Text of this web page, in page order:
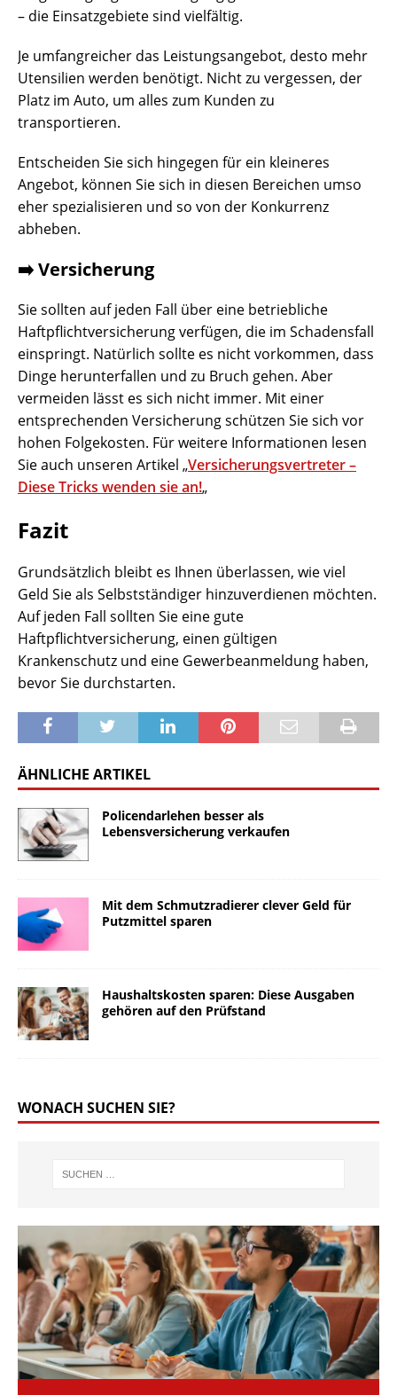
– die Einsatzgebiete sind vielfältig.
Je umfangreicher das Leistungsangebot, desto mehr
Utensilien werden benötigt. Nicht zu vergessen, der
Platz im Auto, um alles zum Kunden zu
transportieren.
Entscheiden Sie sich hingegen für ein kleineres
Angebot, können Sie sich in diesen Bereichen umso
eher spezialisieren und so von der Konkurrenz
abheben.
➡️ Versicherung
Sie sollten auf jeden Fall über eine betriebliche
Haftpflichtversicherung verfügen, die im Schadensfall
einspringt. Natürlich sollte es nicht vorkommen, dass
Dinge herunterfallen und zu Bruch gehen. Aber
vermeiden lässt es sich nicht immer. Mit einer
entsprechenden Versicherung schützen Sie sich vor
hohen Folgekosten. Für weitere Informationen lesen
Sie auch unseren Artikel „Versicherungsvertreter –
Diese Tricks wenden sie an!„
Fazit
Grundsätzlich bleibt es Ihnen überlassen, wie viel
Geld Sie als Selbstständiger hinzuverdienen möchten.
Auf jeden Fall sollten Sie eine gute
Haftpflichtversicherung, einen gültigen
Krankenschutz und eine Gewerbeanmeldung haben,
bevor Sie durchstarten.
ÄHNLICHE ARTIKEL
Policendarlehen besser als
Lebensversicherung verkaufen
Mit dem Schmutzradierer clever Geld für
Putzmittel sparen
Haushaltskosten sparen: Diese Ausgaben
gehören auf den Prüfstand
WONACH SUCHEN SIE?